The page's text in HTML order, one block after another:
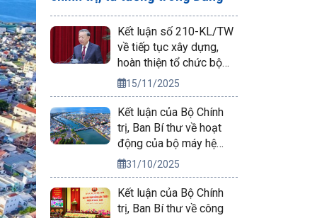
Kết luận số 210-KL/TW
về tiếp tục xây dựng,
hoàn thiện tổ chức bộ
máy của hệ thống chính
trị trong thời gian tới
15/11/2025
Kết luận của Bộ Chính
trị, Ban Bí thư về hoạt
động của bộ máy hệ
thống chính trị và chính
quyền địa phương hai
cấp
31/10/2025
Kết luận của Bộ Chính
trị, Ban Bí thư về công